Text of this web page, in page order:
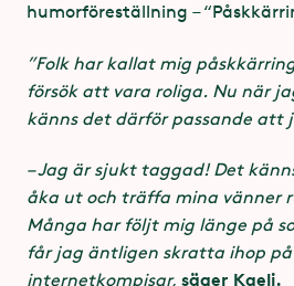
humorföreställning –
”Folk har kallat mig
försök att vara roliga. Nu när
känns det därför passande att
– Jag är sjukt taggad! Det
åka ut och träffa mina vänner
Många har följt mig länge på
får jag äntligen skratta ihop
internetkompisar, säger Kaeli.
Längd: ca 75 min, ingen paus.
Rekommenderad åldersgräns
400 100.
Observera - Lisebergsteatern
En ledsagare per rullstol
I lokalen finns
skötbord.
antal barnkuddar att
Bokning av rullstolsplats
400 100.